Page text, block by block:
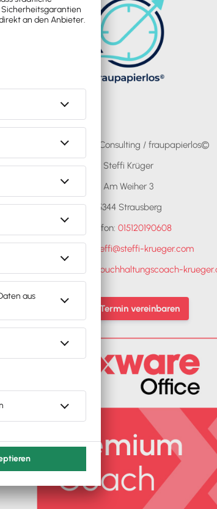
Steffi Krüger Consulting / fraupapierlos©
Steffi Krüger
Am Weiher 3
15344 Strausberg
Telefon: 015120190608
steffi@steffi-krueger.com
https://buchhaltungscoach-
Jetzt Termin vereinbaren